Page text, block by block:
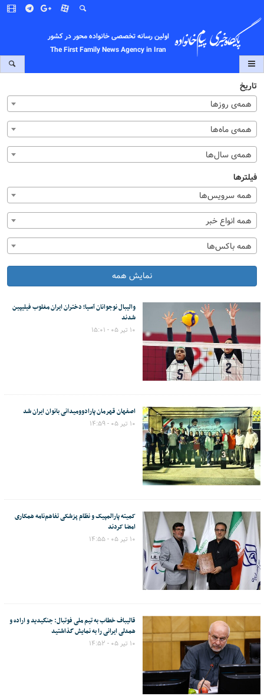
اولین رسانه تخصصی خانواده محور در کشور
The First Family News Agency in Iran
تاریخ
همه‌ی روزها
همه‌ی ماه‌ها
همه‌ی سال‌ها
فیلترها
همه سرویس‌ها
همه انواع خبر
همه باکس‌ها
نمایش همه
والیبال نوجوانان آسیا؛ دختران ایران مغلوب فیلیپین
شدند
۱۰ تیر ۰۵ - ۱۵:۰۱
اصفهان قهرمان پارادوومیدانی بانوان ایران شد
۱۰ تیر ۰۵ - ۱۴:۵۹
کمیته پارالمپیک و نظام پزشکی تفاهم‌نامه همکاری
امضا کردند
۱۰ تیر ۰۵ - ۱۴:۵۵
قالیباف خطاب به تیم ملی فوتبال: جنگیدید و اراده و
همدلی ایرانی را به نمایش گذاشتید
۱۰ تیر ۰۵ - ۱۴:۵۲